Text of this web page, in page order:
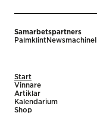
Samarbetspartners
PalmklintNewsmachine
Start
Vinnare
Artiklar
Kalendarium
Shop